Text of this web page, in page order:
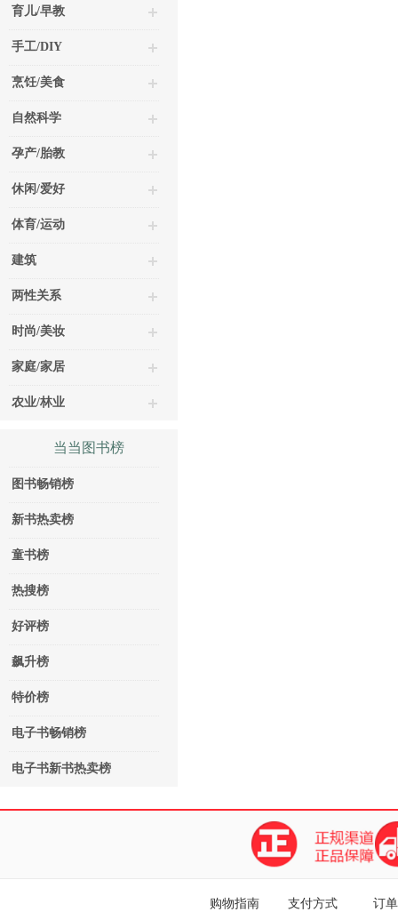
育儿/早教
手工/DIY
烹饪/美食
自然科学
孕产/胎教
休闲/爱好
体育/运动
建筑
两性关系
时尚/美妆
家庭/家居
农业/林业
当当图书榜
图书畅销榜
新书热卖榜
童书榜
热搜榜
好评榜
飙升榜
特价榜
电子书畅销榜
电子书新书热卖榜
购物指南 支付方式 订